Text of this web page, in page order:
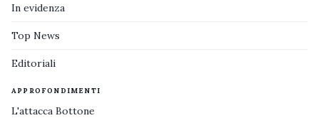
In evidenza
Top News
Editoriali
APPROFONDIMENTI
L'attacca Bottone